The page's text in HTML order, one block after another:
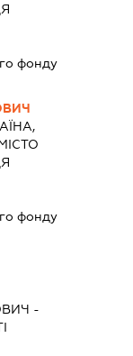
фонду
фонду
-